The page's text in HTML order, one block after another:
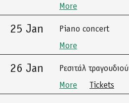
More
25 Jan
Piano concert
More
26 Jan
Ρεσιτάλ τραγουδιού
More
Tickets